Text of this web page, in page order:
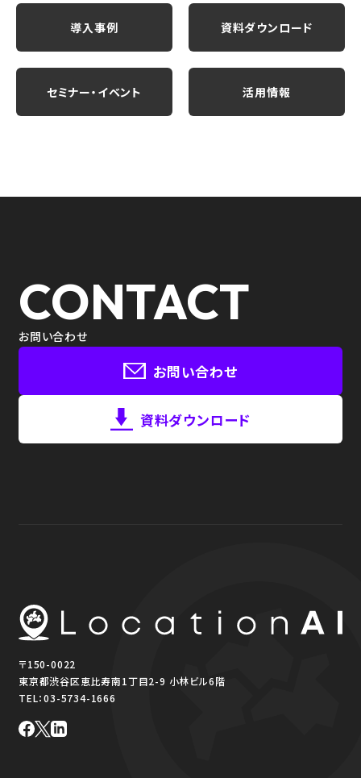
導入事例 資料ダウンロード
セミナー・イベント 活用情報
CONTACT
お問い合わせ
お問い合わせ
資料ダウンロード
〒150-0022
東京都渋谷区恵比寿南1丁目2-9 小林ビル6階
TEL：03-5734-1666